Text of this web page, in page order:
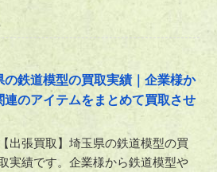
の鉄道模型の買取実績｜企業様か
連のアイテムをまとめて買取させ
【出張買取】埼玉県の鉄道模型の買
実績です。企業様から鉄道模型や